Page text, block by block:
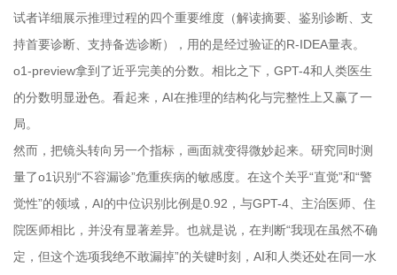
试者详细展示推理过程的四个重要维度（解读摘要、鉴别诊断、支
持首要诊断、支持备选诊断），用的是经过验证的R-IDEA量表。
o1-preview拿到了近乎完美的分数。相比之下，GPT-4和人类医生
的分数明显逊色。看起来，AI在推理的结构化与完整性上又赢了一
局。
然而，把镜头转向另一个指标，画面就变得微妙起来。研究同时测
量了o1识别“不容漏诊”危重疾病的敏感度。在这个关乎“直觉”和“警
觉性”的领域，AI的中位识别比例是0.92，与GPT-4、主治医师、住
院医师相比，并没有显著差异。也就是说，在判断“我现在虽然不确
定，但这个选项我绝不敢漏掉”的关键时刻，AI和人类还处在同一水